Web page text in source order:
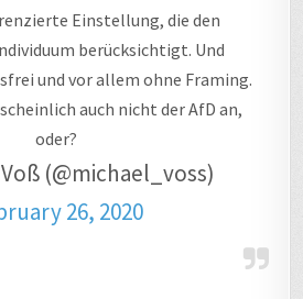
Einstellung, die den
berücksichtigt. Und
und vor allem ohne Framing.
auch nicht der AfD an,
oder?
(@michael_voss)
26, 2020